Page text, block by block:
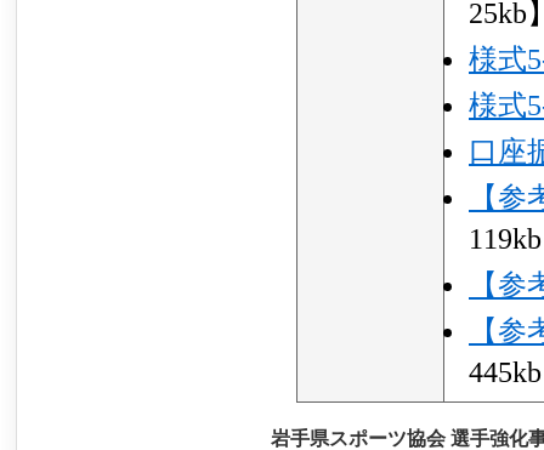
25kb
様式
様式
口座
【
【
【
岩手県スポーツ協会 選手強化